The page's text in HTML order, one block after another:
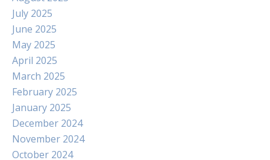
July 2025
June 2025
May 2025
April 2025
March 2025
February 2025
January 2025
December 2024
November 2024
October 2024